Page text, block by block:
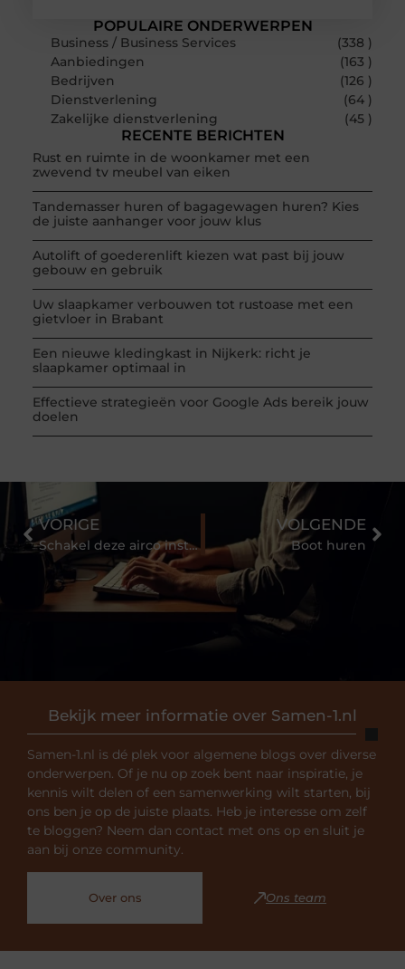
POPULAIRE ONDERWERPEN
Business / Business Services
(338 )
Aanbiedingen
(163 )
Bedrijven
(126 )
Dienstverlening
(64 )
Zakelijke dienstverlening
(45 )
RECENTE BERICHTEN
Rust en ruimte in de woonkamer met een
zwevend tv meubel van eiken
Tandemasser huren of bagagewagen huren? Kies
de juiste aanhanger voor jouw klus
Autolift of goederenlift kiezen wat past bij jouw
gebouw en gebruik
Uw slaapkamer verbouwen tot rustoase met een
gietvloer in Brabant
Een nieuwe kledingkast in Nijkerk: richt je
slaapkamer optimaal in
Effectieve strategieën voor Google Ads bereik jouw
doelen
Bekijk meer informatie over Samen-1.nl
Samen-1.nl is dé plek voor algemene blogs over diverse
onderwerpen. Of je nu op zoek bent naar inspiratie, je
kennis wilt delen of een samenwerking wilt starten, bij
ons ben je op de juiste plaats. Heb je interesse om zelf
te bloggen? Neem dan contact met ons op en sluit je
aan bij onze community.
Over ons Ons team
VORIGE
Schakel deze airco installateur uit Limburg in voor uw airco installatie
VOLGENDE
Boot huren